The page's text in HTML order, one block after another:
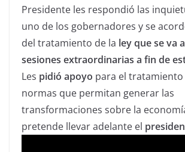
Presidente les respondió las
uno de los gobernadores y se
del tratamiento de la ley que se va
sesiones extraordinarias a fin de
Les pidió apoyo para el tratamiento
normas que permitan generar las
transformaciones sobre la
pretende llevar adelante el